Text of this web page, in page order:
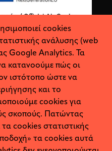
Δεδομένα
cookies
ανάλυσης (web
Google Analytics. Τα
κατανοούμε πώς οι
ιστότοπο ώστε να
και το
cookies για
σκοπούς. Πατώντας
cookies στατιστικής
τα cookies αυτά